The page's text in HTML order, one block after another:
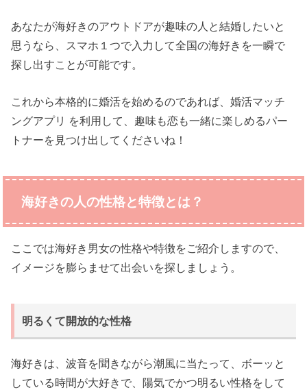
あなたが海好きのアウトドアが趣味の人と結婚したいと
思うなら、スマホ１つで入力して全国の海好きを一瞬で
探し出すことが可能です。
これから本格的に婚活を始めるのであれば、婚活マッチ
ングアプリ を利用して、趣味も恋も一緒に楽しめるパー
トナーを見つけ出してくださいね！
海好きの人の性格と特徴とは？
ここでは海好き男女の性格や特徴をご紹介しますので、
イメージを膨らませて出会いを探しましょう。
明るくて開放的な性格
海好きは、波音を聞きながら潮風に当たって、ボーッと
している時間が大好きで、陽気でかつ明るい性格をして